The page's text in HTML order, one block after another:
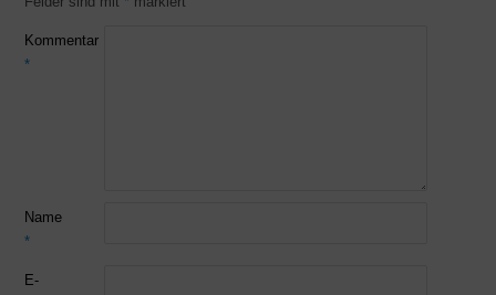
Kommentar
*
Name
*
E-